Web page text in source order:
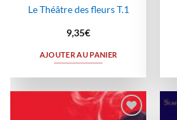
Le Théâtre des fleurs T.1
9,35€
AJOUTER AU PANIER